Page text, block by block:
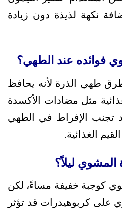
نكهة لذيذة دون زيادة
فوائده عند الطهي؟
طهي الذرة لأنه يحافظ
مثل مضادات الأكسدة
تجنب الإفراط في الطهي
الغذائية.
المشوي ليلاً؟
كوجبة خفيفة مساءً، لكن
على كربوهيدرات قد تؤثر